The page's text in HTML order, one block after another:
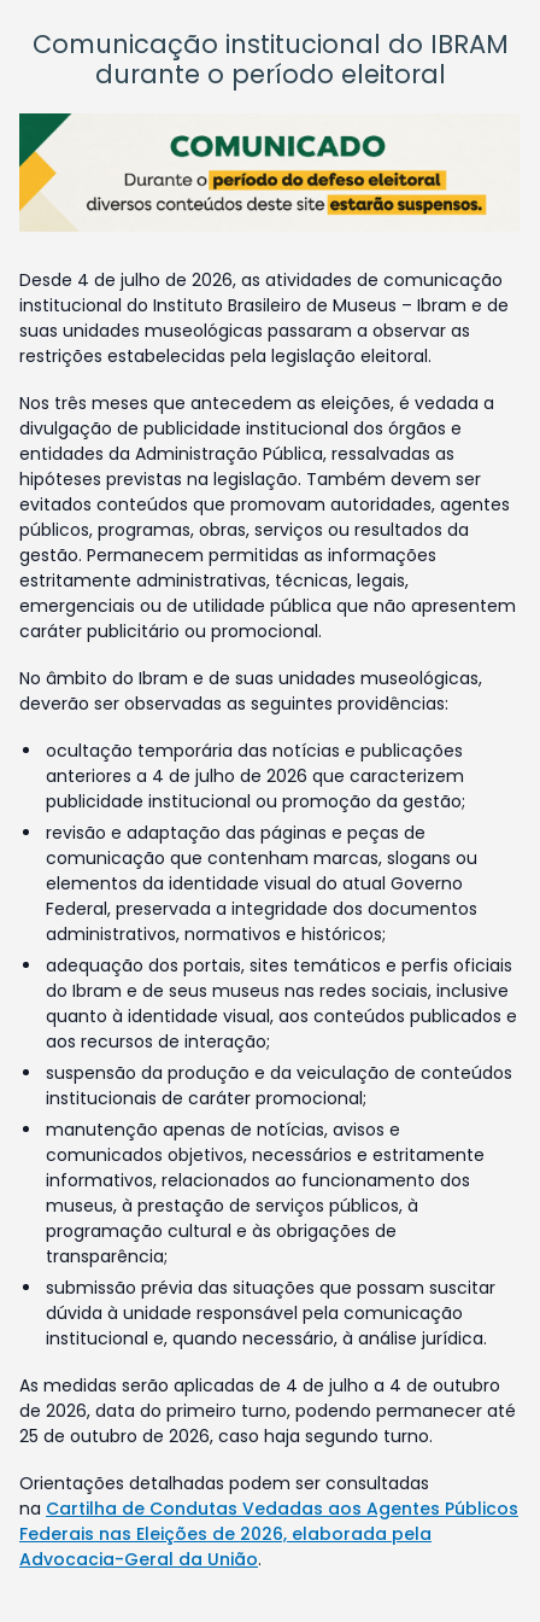
Comunicação institucional do IBRAM
durante o período eleitoral
Desde 4 de julho de 2026, as atividades de comunicação
institucional do Instituto Brasileiro de Museus – Ibram e de
suas unidades museológicas passaram a observar as
restrições estabelecidas pela legislação eleitoral.
Nos três meses que antecedem as eleições, é vedada a
divulgação de publicidade institucional dos órgãos e
entidades da Administração Pública, ressalvadas as
hipóteses previstas na legislação. Também devem ser
evitados conteúdos que promovam autoridades, agentes
públicos, programas, obras, serviços ou resultados da
gestão. Permanecem permitidas as informações
estritamente administrativas, técnicas, legais,
emergenciais ou de utilidade pública que não apresentem
caráter publicitário ou promocional.
No âmbito do Ibram e de suas unidades museológicas,
deverão ser observadas as seguintes providências:
ocultação temporária das notícias e publicações
anteriores a 4 de julho de 2026 que caracterizem
publicidade institucional ou promoção da gestão;
revisão e adaptação das páginas e peças de
comunicação que contenham marcas, slogans ou
elementos da identidade visual do atual Governo
Federal, preservada a integridade dos documentos
administrativos, normativos e históricos;
adequação dos portais, sites temáticos e perfis oficiais
do Ibram e de seus museus nas redes sociais, inclusive
quanto à identidade visual, aos conteúdos publicados e
aos recursos de interação;
suspensão da produção e da veiculação de conteúdos
institucionais de caráter promocional;
manutenção apenas de notícias, avisos e
comunicados objetivos, necessários e estritamente
informativos, relacionados ao funcionamento dos
museus, à prestação de serviços públicos, à
programação cultural e às obrigações de
transparência;
submissão prévia das situações que possam suscitar
dúvida à unidade responsável pela comunicação
institucional e, quando necessário, à análise jurídica.
As medidas serão aplicadas de 4 de julho a 4 de outubro
de 2026, data do primeiro turno, podendo permanecer até
25 de outubro de 2026, caso haja segundo turno.
Orientações detalhadas podem ser consultadas
na Cartilha de Condutas Vedadas aos Agentes Públicos
Federais nas Eleições de 2026, elaborada pela
Advocacia-Geral da União.